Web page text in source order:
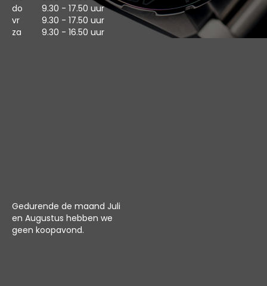
do
9.30 - 17.50 uur
vr
9.30 - 17.50 uur
za
9.30 - 16.50 uur
Gedurende de maand Juli
en Augustus hebben we
geen koopavond.